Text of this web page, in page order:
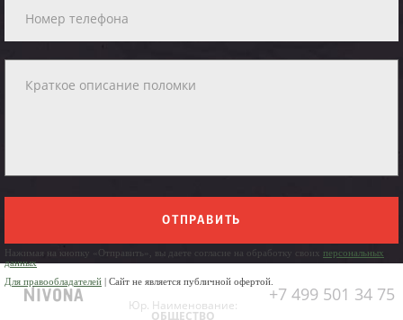
ОТПРАВИТЬ
Нажимая на кнопку «Отправить», вы даете согласие на обработку своих персональных
данных
Для правообладателей | Сайт не является публичной офертой.
+7 499 501 34 75
Юр. Наименование:
ОБЩЕСТВО